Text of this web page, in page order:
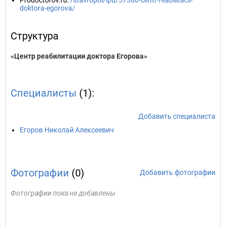
doktora-egorova/
Структура
«Центр реабилитации доктора Егорова»
Специалисты (1):
Добавить специалиста
Егоров Николай Алексеевич
Фотографии (0) Добавить фотографии
Фотографии пока не добавлены